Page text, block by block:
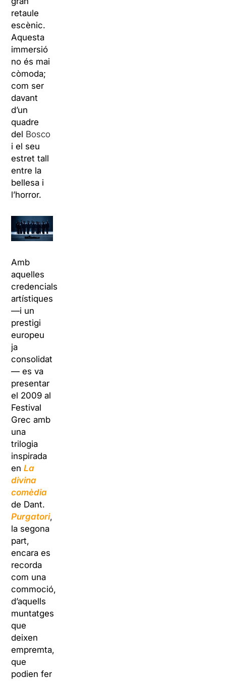
retaule
escènic.
Aquesta
immersió
no és mai
còmoda;
com ser
davant
d’un
quadre
del Bosco
i el seu
estret tall
entre la
bellesa i
l’horror.
Amb
aquelles
credencials
artístiques
—i un
prestigi
europeu
ja
consolidat
— es va
presentar
el 2009 al
Festival
Grec amb
una
trilogia
inspirada
enLa
divina
comèdia
de Dant.
Purgatori,
la segona
part,
encara es
recorda
com una
commoció,
d’aquells
muntatges
que
deixen
empremta,
que
podien fer